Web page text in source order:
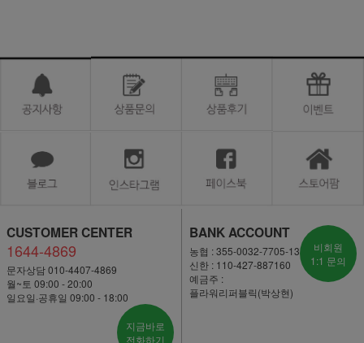
CUSTOMER CENTER
1644-4869
문자상담 010-4407-4869
월~토 09:00 - 20:00
일요일·공휴일 09:00 - 18:00
지금바로
전화하기
BANK ACCOUNT
농협 : 355-0032-7705-13
신한 : 110-427-887160
예금주 :
플라워리퍼블릭(박상현)
비회원
1:1 문의